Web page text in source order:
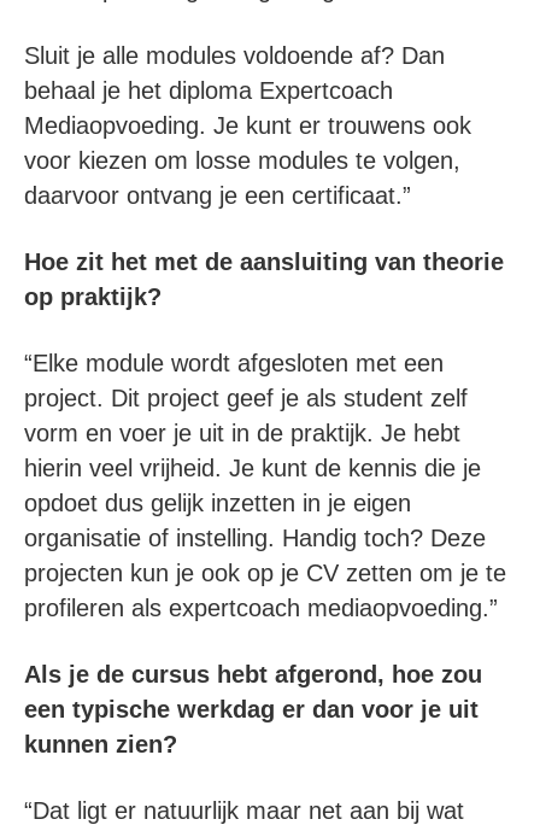
Sluit je alle modules voldoende af? Dan
behaal je het diploma Expertcoach
Mediaopvoeding. Je kunt er trouwens ook
voor kiezen om losse modules te volgen,
daarvoor ontvang je een certificaat.”
Hoe zit het met de aansluiting van theorie
op praktijk?
“Elke module wordt afgesloten met een
project. Dit project geef je als student zelf
vorm en voer je uit in de praktijk. Je hebt
hierin veel vrijheid. Je kunt de kennis die je
opdoet dus gelijk inzetten in je eigen
organisatie of instelling. Handig toch? Deze
projecten kun je ook op je CV zetten om je te
profileren als expertcoach mediaopvoeding.”
Als je de cursus hebt afgerond, hoe zou
een typische werkdag er dan voor je uit
kunnen zien?
“Dat ligt er natuurlijk maar net aan bij wat